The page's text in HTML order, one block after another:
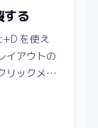
る
を使え
イアウトの
リックメニ